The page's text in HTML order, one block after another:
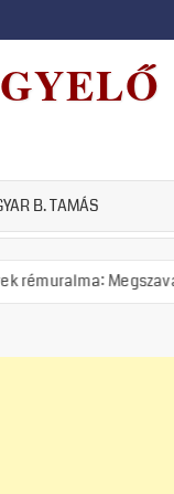
B. TAMÁS
az